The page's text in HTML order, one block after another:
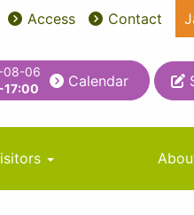
Access Contact
08-06
Calendar